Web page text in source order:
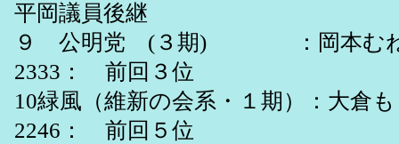
平岡議員後継
９ 公明党 (３期) ：岡本む
2333： 前回３位
10緑風（維新の会系・１期）：大
2246： 前回５位